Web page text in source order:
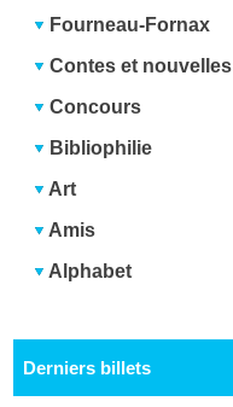
Fourneau-Fornax
Contes et nouvelles
Concours
Bibliophilie
Art
Amis
Alphabet
Derniers billets